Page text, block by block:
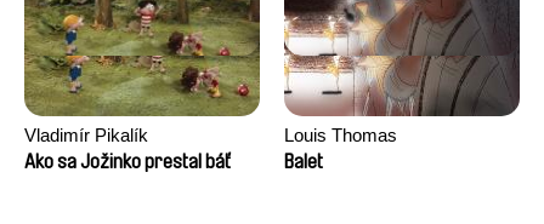
Vladimír Pikalík
Ako sa Jožinko prestal báť
Louis Thomas
Balet